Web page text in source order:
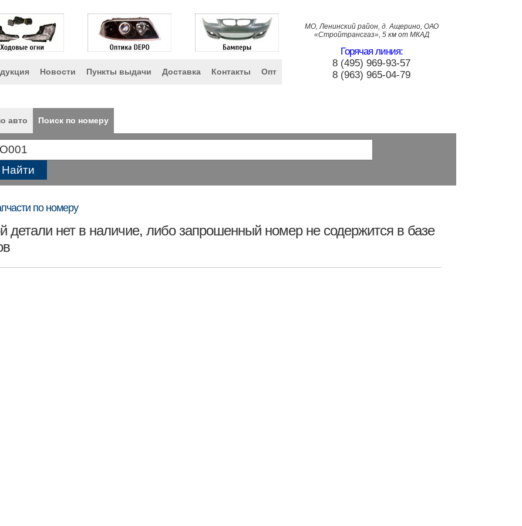
Новости Пункты выдачи Доставка Контакты Опт
МО, Ленинский район, д. Ащерино, ОАО
«Стройтрансгаз», 5 км от МКАД
Горячая линия:
8 (495) 969-93-57
8 (963) 965-04-79
авто Поиск по номеру
по номеру
детали нет в наличие, либо запрошенный номер не содержится в базе